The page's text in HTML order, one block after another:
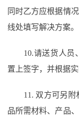
同时乙方应根据情
线处填写解决方案。
10.请送货人员、
置上签字，并根据
11. 双方可另附
品所需材料、产品